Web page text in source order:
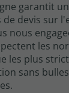
garantit
devis sur
nous
les
les plus
sans